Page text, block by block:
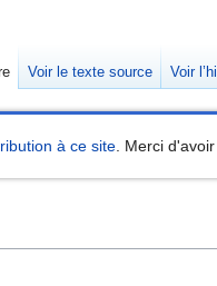
à ce site . Merci
Voir le texte source Voir